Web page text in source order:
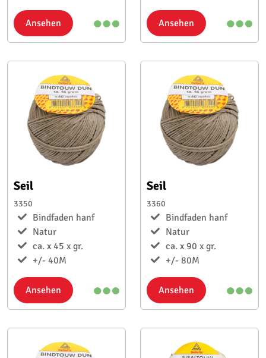
Ansehen Ansehen
Seil
3350
Bindfaden hanf
Natur
ca. x 45 x gr.
+/- 40M
Ansehen
Seil
3360
Bindfaden hanf
Natur
ca. x 90 x gr.
+/- 80M
Ansehen